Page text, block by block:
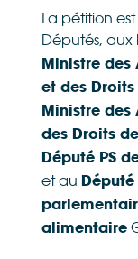
La pétition
Députés, aux
Ministre des
et des Droits
Ministre des
des Droits
Député PS
et au
alimentaire